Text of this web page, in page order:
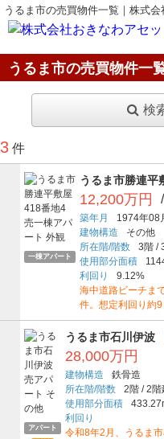
うるま市の売買物件一覧｜株式
うるま市の売買物件一
検
3 件
一棟アパート
うるま市勝連平
12,200万円
築年月 1974年08
建物構造
その他
所在階/階数
3階 /
使用部分面積
利回り
9.12%
海中道路ビーチま
件。想定利回り約
アパート
うるま市石川伊波
28,000万円
建物構造
鉄骨造
所在階/階数
2階 /2階
使用部分面積
利回り
令和8年2月、うるま